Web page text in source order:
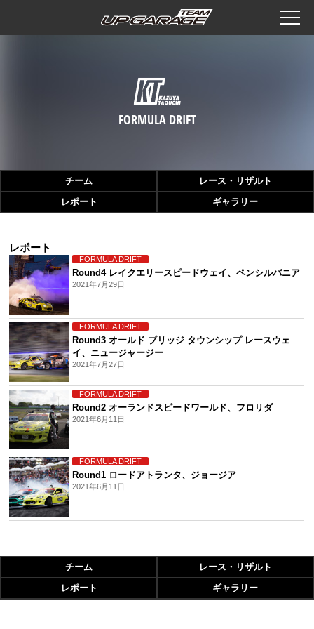
チーム
レース・リザルト
レポート
ギャラリー
レポート
FORMULA DRIFT
Round4 レイクエリースピードウェイ、ペンシルバニア
2021年7月29日
FORMULA DRIFT
Round3 オールド ブリッジ タウンシップ レースウェ
イ、ニュージャージー
2021年7月27日
FORMULA DRIFT
Round2 オーランドスピードワールド、フロリダ
2021年6月11日
FORMULA DRIFT
Round1 ロードアトランタ、ジョージア
2021年6月11日
チーム
レース・リザルト
レポート
ギャラリー